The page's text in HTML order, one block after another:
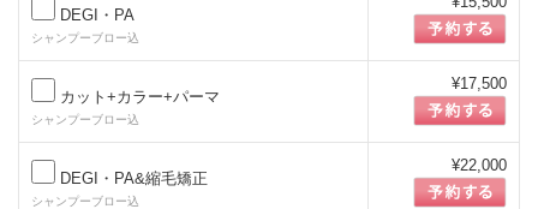
DEGI・PA
シャンプーブロー込
カット+カラー+パーマ
シャンプーブロー込
¥17,500
DEGI・PA&縮毛矯正
シャンプーブロー込
¥22,000